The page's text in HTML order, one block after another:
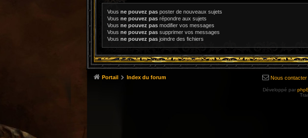
Vous ne pouvez pas poster de nouveaux sujets
Vous ne pouvez pas répondre aux sujets
Vous ne pouvez pas modifier vos messages
Vous ne pouvez pas supprimer vos messages
Vous ne pouvez pas joindre des fichiers
Portail Index du forum Nous contacter
Développé par